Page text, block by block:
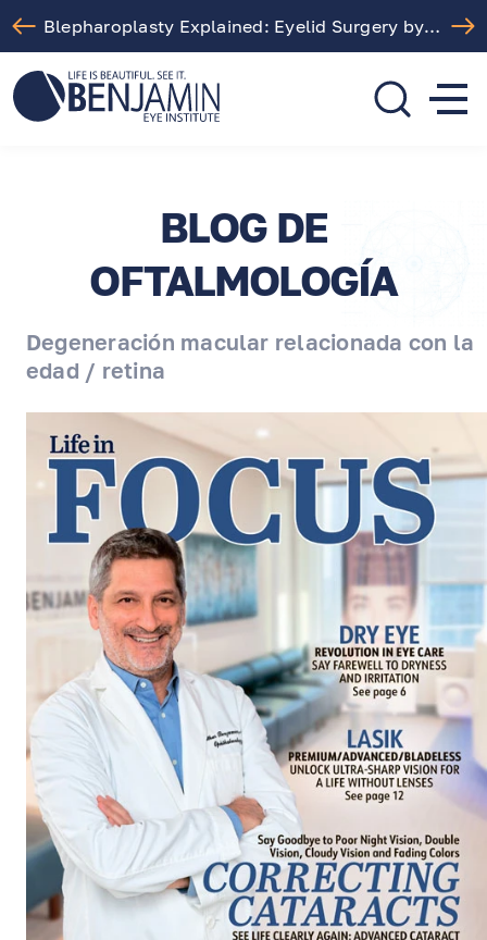
Blepharoplasty Explained: Eyelid Surgery by Dr. Arthur Benjamin in Los Angeles
310.275.5533
BLOG DE
OFTALMOLOGÍA
Degeneración macular relacionada con la
edad / retina